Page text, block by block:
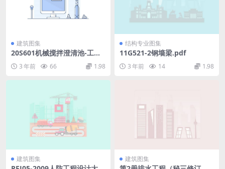
建筑图集
20S601机械搅拌澄清池-工艺
设计（带书签）(3.38MB).pdf
3 年前 66 1.98
结构专业图集
11G521-2钢墙梁.pdf
3 年前 14 1.98
建筑图集 建筑图集